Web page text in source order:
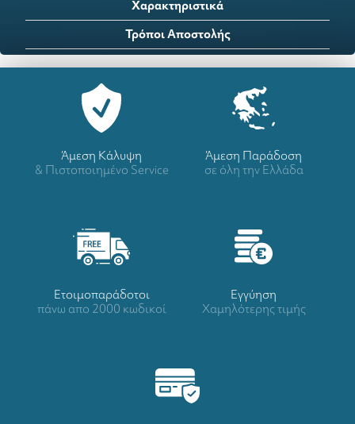
Χαρακτηριστικά
Τρόποι Αποστολής
Άμεση Κάλυψη
& Πιστοποιημένο Service
Άμεση Παράδοση
σε όλη την Ελλάδα
Ετοιμοπαράδοτοι
πάνω απο 2000 κωδικοί
Eγγύηση
Χαμηλότερης τιμής